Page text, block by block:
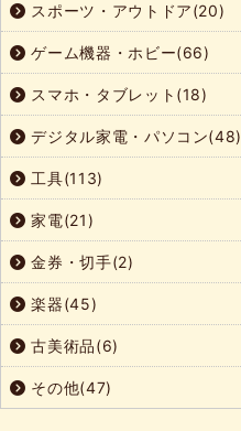
スポーツ・アウトドア(20)
ゲーム機器・ホビー(66)
スマホ・タブレット(18)
デジタル家電・パソコン(48)
工具(113)
家電(21)
金券・切手(2)
楽器(45)
古美術品(6)
その他(47)